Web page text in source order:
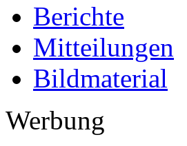
Berichte
Mitteilungen
Bildmaterial
Werbung